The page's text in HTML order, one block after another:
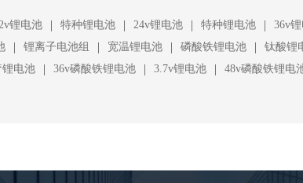
锂电池 | 特种锂电池 | 24v锂电池 | 特种锂电池 | 36v
| 锂离子电池组 | 宽温锂电池 | 磷酸铁锂电池 | 钛酸锂
锂电池 | 36v磷酸铁锂电池 | 3.7v锂电池 | 48v磷酸铁锂电